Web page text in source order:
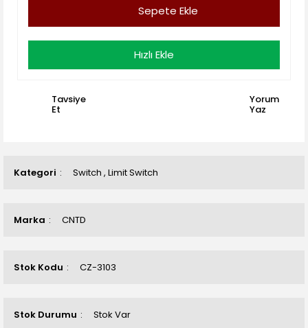
Kategori Switch , Limit Switch
Marka CNTD
Stok Kodu CZ-3103
Stok Durumu Stok Var
Sepete Ekle
Hızlı Ekle
Tavsiye
Et
Yorum
Yaz